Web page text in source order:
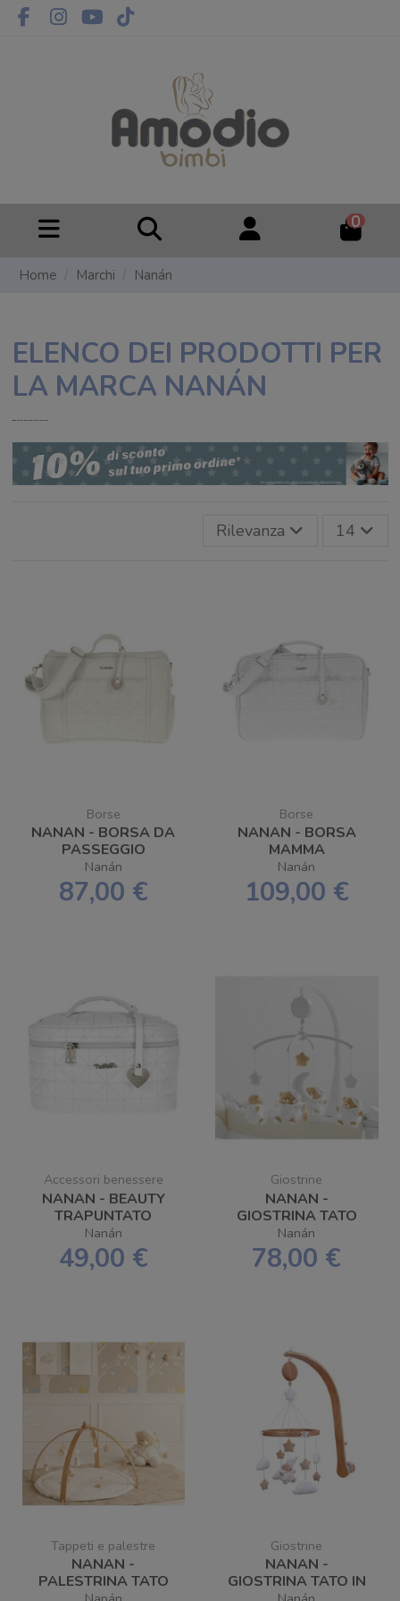
0
Home Marchi Nanán
ELENCO DEI PRODOTTI PER
LA MARCA NANÁN
Rilevanza 14
Borse
NANAN - BORSA DA
PASSEGGIO
TRAPUNTATA
BIANCA
Nanán
87,00 €
Borse
NANAN - BORSA
MAMMA
TRAPUNTATA
BIANCA
Nanán
109,00 €
Accessori benessere
NANAN - BEAUTY
TRAPUNTATO
BIANCO
Nanán
49,00 €
Giostrine
NANAN -
GIOSTRINA TATO
Nanán
78,00 €
Tappeti e palestre
NANAN -
PALESTRINA TATO
Giostrine
NANAN -
GIOSTRINA TATO IN